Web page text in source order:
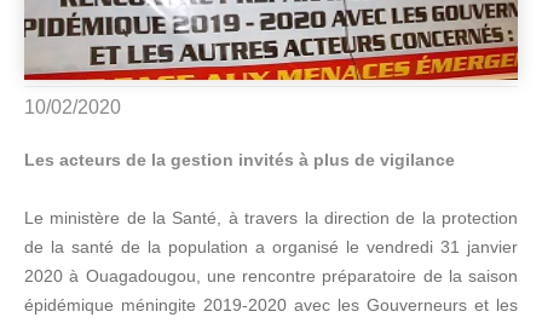
10/02/2020
Les acteurs de la gestion invités à plus de vigilance
Le ministère de la Santé, à travers la direction de la protection
de la santé de la population a organisé le vendredi 31 janvier
2020 à Ouagadougou, une rencontre préparatoire de la saison
épidémique méningite 2019-2020 avec les Gouverneurs et les